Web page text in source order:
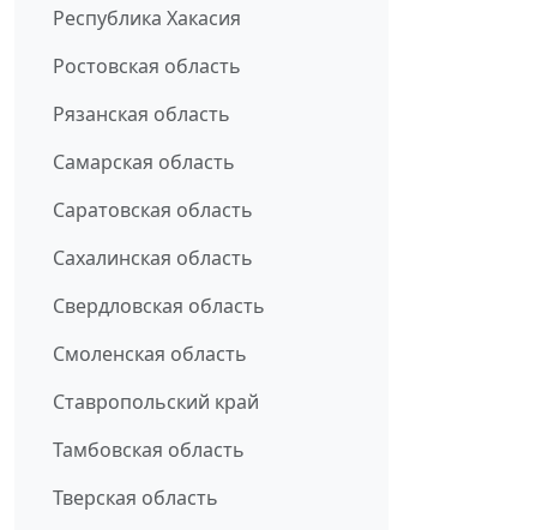
Республика Хакасия
Ростовская область
Рязанская область
Самарская область
Саратовская область
Сахалинская область
Свердловская область
Смоленская область
Ставропольский край
Тамбовская область
Тверская область